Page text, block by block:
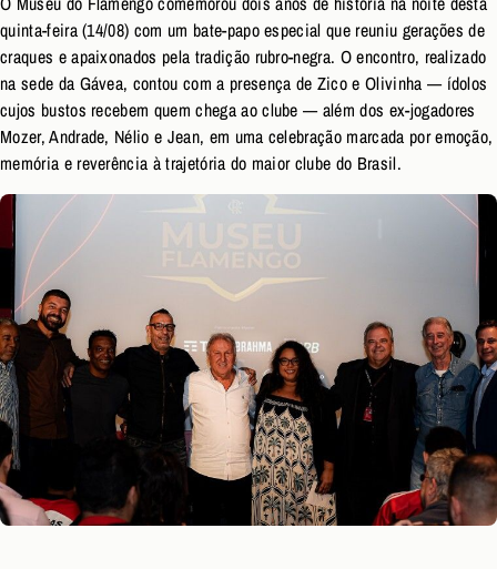
quinta-feira (14/08) com um bate-papo especial que reuniu gerações de
craques e apaixonados pela tradição rubro-negra. O encontro, realizado
na sede da Gávea, contou com a presença de Zico e Olivinha — ídolos
cujos bustos recebem quem chega ao clube — além dos ex-jogadores
Mozer, Andrade, Nélio e Jean, em uma celebração marcada por emoção,
memória e reverência à trajetória do maior clube do Brasil.